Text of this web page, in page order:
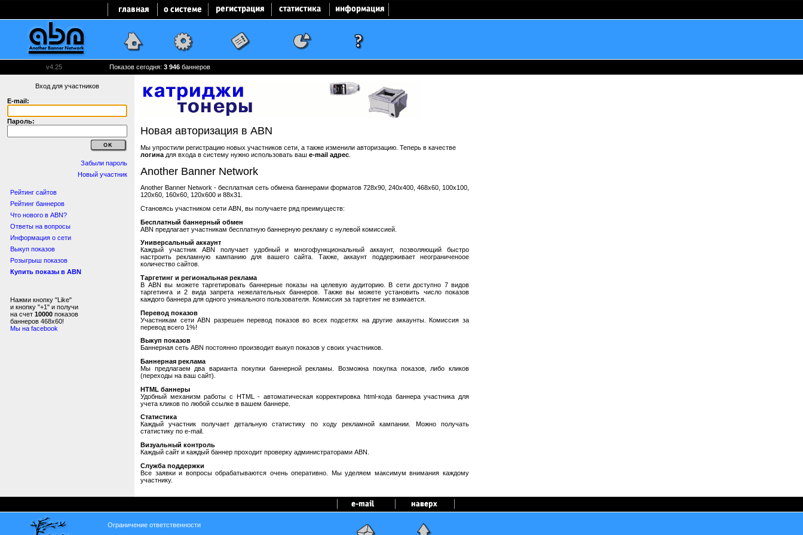
v4.25 Показов сегодня: 3 946 баннеров
Вход для участников
E-mail:
Пароль:
Забыли пароль
Новый участник
Рейтинг сайтов
Рейтинг баннеров
Что нового в ABN?
Ответы на вопросы
Информация о сети
Выкуп показов
Розыгрыш показов
Купить показы в ABN
Нажми кнопку "Like"
и кнопку "+1" и получи
на счет 10000 показов
баннеров 468x60!
Мы на facebook
Новая авторизация в ABN
Мы упростили регистрацию новых участников сети, а также изменили авторизацию. Теперь в качестве
логина для входа в систему нужно использовать ваш e-mail адрес
Another Banner Network
Another Banner Network - бесплатная сеть обмена баннерами форматов 728x90, 240x400, 468x60, 100x100,
120x60, 160x60, 120x600 и 88x31.
Становясь участником сети ABN, вы получаете ряд преимуществ:
Бесплатный баннерный обмен
ABN предлагает участникам бесплатную баннерную рекламу с нулевой комиссией.
Универсальный аккаунт
Каждый участник ABN получает удобный и многофункциональный аккаунт, позволяющий быстро
настроить рекламную кампанию для вашего сайта. Также, аккаунт поддерживает неограниченоое
количество сайтов.
Таргетинг и региональная реклама
В ABN вы можете таргетировать баннерные показы на целевую аудиторию. В сети доступно 7 видов
таргетинга и 2 вида запрета нежелательных баннеров. Также вы можете установить число показов
каждого баннера для одного уникального пользователя. Комиссия за таргетинг не взимается.
Перевод показов
Участникам сети ABN разрешен перевод показов во всех подсетях на другие аккаунты. Комиссия за
перевод всего 1%!
Выкуп показов
Баннерная сеть ABN постоянно производит выкуп показов у своих участников.
Баннерная реклама
Мы предлагаем два варианта покупки баннерной рекламы. Возможна покупка показов, либо кликов
(переходы на ваш сайт).
HTML баннеры
Удобный механизм работы с HTML - автоматическая корректировка html-кода баннера участника для
учета кликов по любой ссылке в вашем баннере.
Статистика
Каждый участник получает детальную статистику по ходу рекламной кампании. Можно получать
статистику по e-mail.
Визуальный контроль
Каждый сайт и каждый баннер проходит проверку администраторами ABN.
Служба поддержки
Все заявки и вопросы обрабатываются очень оперативно. Мы уделяем максимум внимания каждому
участнику.
Ограничение ответственности